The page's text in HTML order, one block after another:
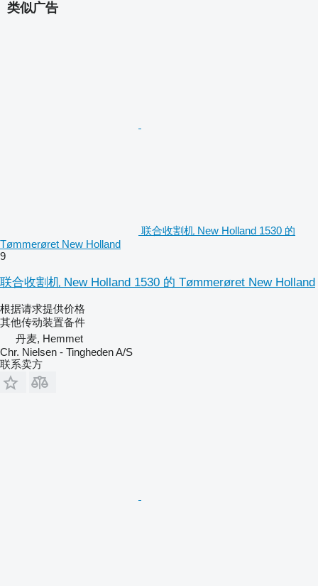
类似广告
联合收割机 New Holland 1530 的
Tømmerøret New Holland
9
联合收割机 New Holland 1530 的 Tømmerøret New Holland
根据请求提供价格
其他传动装置备件
丹麦, Hemmet
Chr. Nielsen - Tingheden A/S
联系卖方